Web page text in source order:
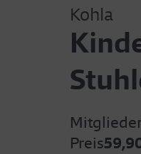
Kohla
Preis